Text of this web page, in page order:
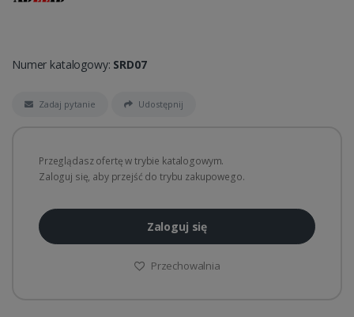
Numer katalogowy: SRD07
Zadaj pytanie Udostępnij
Przeglądasz ofertę w trybie katalogowym.
Zaloguj się, aby przejść do trybu zakupowego.
Zaloguj się
Przechowalnia